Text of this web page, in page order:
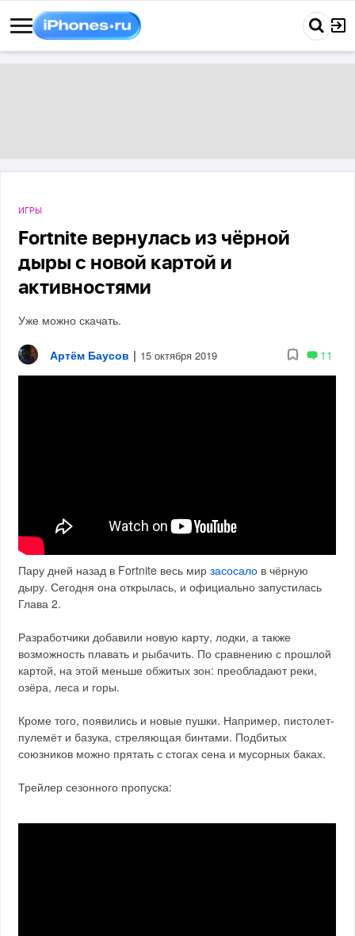
ИГРЫ
Fortnite вернулась из чёрной
дыры с новой картой и
активностями
Уже можно скачать.
Артём Баусов | 15 октября 2019 11
Пару дней назад в Fortnite весь мирзасосало в чёрную
дыру. Сегодня она открылась, и официально запустилась
Глава 2.
Разработчики добавили новую карту, лодки, а также
возможность плавать и рыбачить. По сравнению с прошлой
картой, на этой меньше обжитых зон: преобладают реки,
озёра, леса и горы.
Кроме того, появились и новые пушки. Например, пистолет-
пулемёт и базука, стреляющая бинтами. Подбитых
союзников можно прятать с стогах сена и мусорных баках.
Трейлер сезонного пропуска: